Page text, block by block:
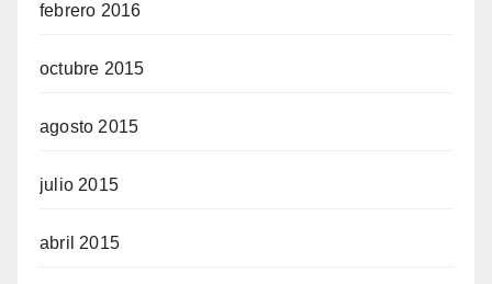
febrero 2016
octubre 2015
agosto 2015
julio 2015
abril 2015